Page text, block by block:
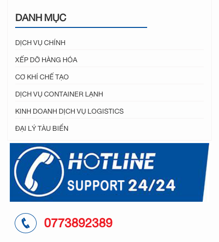
DANH MỤC
DỊCH VỤ CHÍNH
XẾP DỠ HÀNG HÓA
CƠ KHÍ CHẾ TẠO
DỊCH VỤ CONTAINER LẠNH
KINH DOANH DỊCH VỤ LOGISTICS
ĐẠI LÝ TÀU BIỂN
0773892389